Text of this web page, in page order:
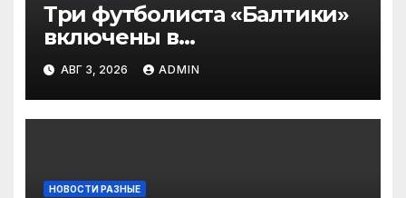
Три футболиста «Балтики»
включены в
символическую сборную
2‑го тура РПЛ по версии
подписчиков МАТЧ
ПРЕМЬЕР
АВГ 3, 2026 ADMIN
НОВОСТИ РАЗНЫЕ